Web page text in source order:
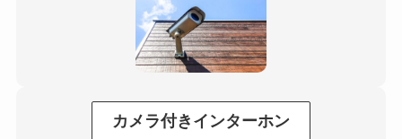
カメラ付き インターホン